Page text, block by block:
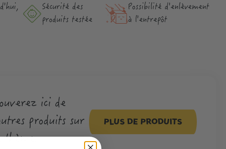
Sécurité des
produits testée
Possibilité d'enlèvement
à l'entrepôt
ici de
produits sur
thème.
PLUS DE PRODUITS